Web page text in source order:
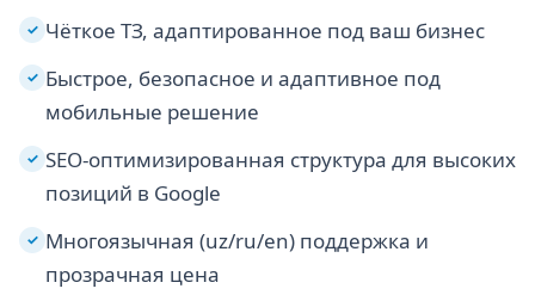
✓ Чёткое ТЗ, адаптированное под ваш бизнес
✓ Быстрое, безопасное и адаптивное под
мобильные решение
✓ SEO-оптимизированная структура для высоких
позиций в Google
✓ Многоязычная (uz/ru/en) поддержка и
прозрачная цена